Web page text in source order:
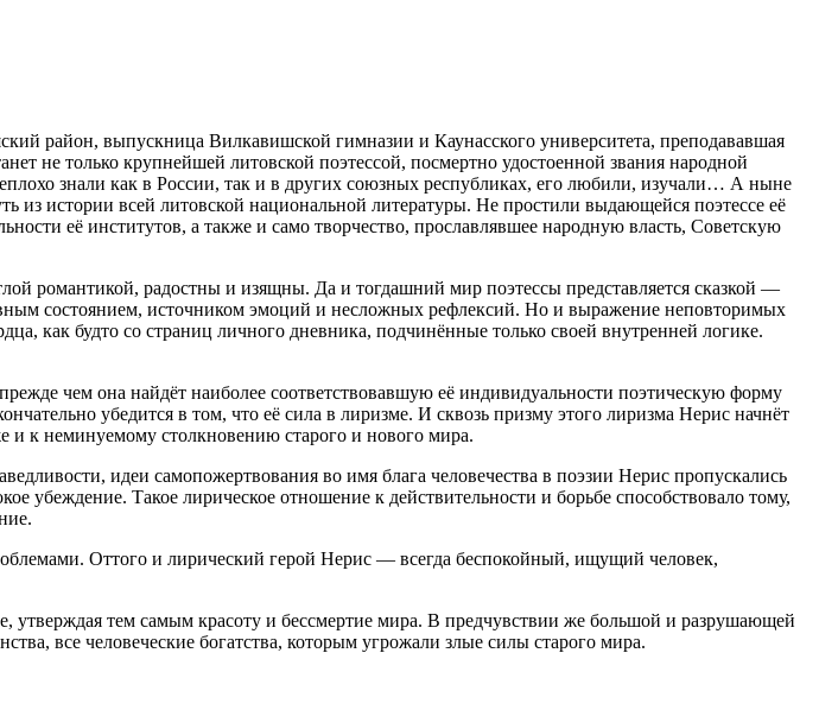
район, выпускница Вилкавишской гимназии и Каунасского университета, преподававшая
не только крупнейшей литовской поэтессой, посмертно удостоенной звания народной
знали как в России, так и в других союзных республиках, его любили, изучали… А ныне
из истории всей литовской национальной литературы. Не простили выдающейся поэтессе её
её институтов, а также и само творчество, прославлявшее народную власть, Советскую
романтикой, радостны и изящны. Да и тогдашний мир поэтессы представляется сказкой —
состоянием, источником эмоций и несложных рефлексий. Но и выражение неповторимых
как будто со страниц личного дневника, подчинённые только своей внутренней логике.
чем она найдёт наиболее соответствовавшую её индивидуальности поэтическую форму
убедится в том, что её сила в лиризме. И сквозь призму этого лиризма Нерис начнёт
и к неминуемому столкновению старого и нового мира.
идеи самопожертвования во имя блага человечества в поэзии Нерис пропускались
убеждение. Такое лирическое отношение к действительности и борьбе способствовало тому,
Оттого и лирический герой Нерис — всегда беспокойный, ищущий человек,
утверждая тем самым красоту и бессмертие мира. В предчувствии же большой и разрушающей
все человеческие богатства, которым угрожали злые силы старого мира.